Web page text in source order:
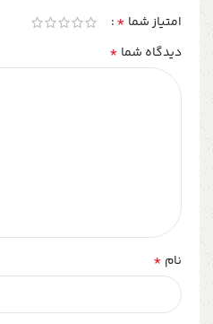
امتیاز شما *
دیدگاه شما *
نام *